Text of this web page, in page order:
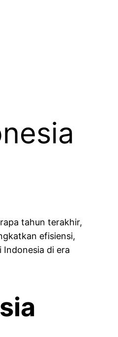
tahun terakhir,
efisiensi,
di era